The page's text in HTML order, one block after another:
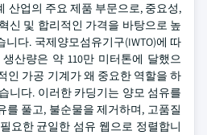
산업의 주요 제품 부문으로, 중요성,
신 및 합리적인 가격을 바탕으로 높
다. 국제양모섬유기구(IWTO)에 따
산량은 약 110만 미터톤에 달했으
인 가공 기계가 왜 중요한 역할을 하
니다. 이러한 카딩기는 양모 섬유를
를 풀고, 불순물을 제거하며, 고품질
요한 균일한 섬유 웹으로 정렬합니